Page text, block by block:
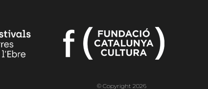
© Copyright 2026